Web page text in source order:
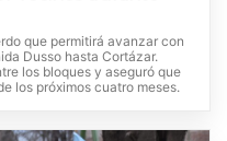
que permitirá avanzar con
Dusso hasta Cortázar.
los bloques y aseguró que
los próximos cuatro meses.